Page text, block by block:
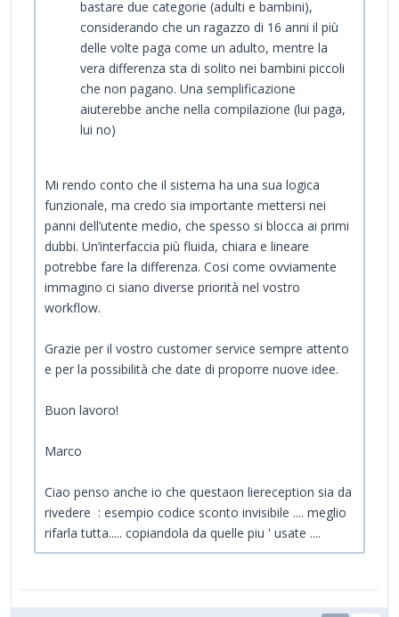
bastare due categorie (adulti e bambini),
considerando che un ragazzo di 16 anni il più
delle volte paga come un adulto, mentre la
vera differenza sta di solito nei bambini piccoli
che non pagano. Una semplificazione
aiuterebbe anche nella compilazione (lui paga,
lui no)
Mi rendo conto che il sistema ha una sua logica
funzionale, ma credo sia importante mettersi nei
panni dell’utente medio, che spesso si blocca ai primi
dubbi. Un’interfaccia più fluida, chiara e lineare
potrebbe fare la differenza. Cosi come ovviamente
immagino ci siano diverse priorità nel vostro
workflow.
Grazie per il vostro customer service sempre attento
e per la possibilità che date di proporre nuove idee.
Buon lavoro!
Marco
Ciao penso anche io che questaon liereception sia da
rivedere : esempio codice sconto invisibile .... meglio
rifarla tutta..... copiandola da quelle piu ' usate ....